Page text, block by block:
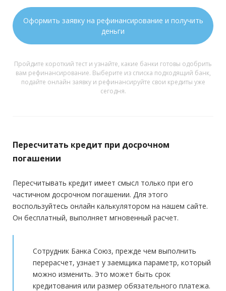
Оформить заявку на рефинансирование и получить
деньги
Пройдите короткий тест и узнайте, какие банки готовы одобрить
вам рефинансирование. Выберите из списка подходящий банк,
подайте онлайн заявку и рефинансируйте свои кредиты уже
сегодня.
Пересчитать кредит при досрочном
погашении
Пересчитывать кредит имеет смысл только при его
частичном досрочном погашении. Для этого
воспользуйтесь онлайн калькулятором на нашем сайте.
Он бесплатный, выполняет мгновенный расчет.
Сотрудник Банка Союз, прежде чем выполнить
перерасчет, узнает у заемщика параметр, который
можно изменить. Это может быть срок
кредитования или размер обязательного платежа.